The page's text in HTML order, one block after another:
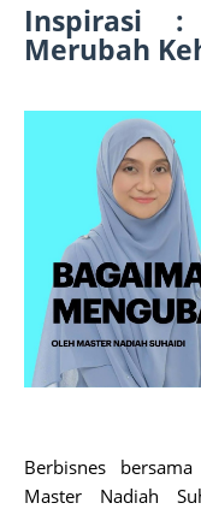
Inspirasi :
Merubah
Berbisnes
Master Nadiah